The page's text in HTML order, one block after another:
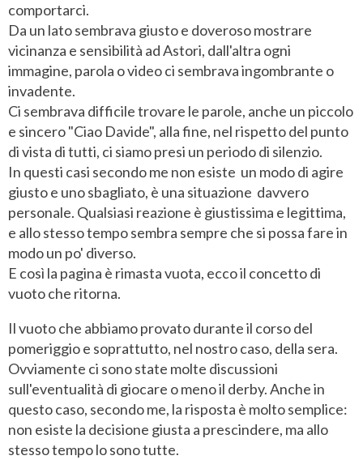
comportarci.
Da un lato sembrava giusto e doveroso mostrare
vicinanza e sensibilità ad Astori, dall'altra ogni
immagine, parola o video ci sembrava ingombrante o
invadente.
Ci sembrava difficile trovare le parole, anche un piccolo
e sincero "Ciao Davide", alla fine, nel rispetto del punto
di vista di tutti, ci siamo presi un periodo di silenzio.
In questi casi secondo me non esiste un modo di agire
giusto e uno sbagliato, è una situazione davvero
personale. Qualsiasi reazione è giustissima e legittima,
e allo stesso tempo sembra sempre che si possa fare in
modo un po' diverso.
E così la pagina è rimasta vuota, ecco il concetto di
vuoto che ritorna.
Il vuoto che abbiamo provato durante il corso del
pomeriggio e soprattutto, nel nostro caso, della sera.
Ovviamente ci sono state molte discussioni
sull'eventualità di giocare o meno il derby. Anche in
questo caso, secondo me, la risposta è molto semplice:
non esiste la decisione giusta a prescindere, ma allo
stesso tempo lo sono tutte.